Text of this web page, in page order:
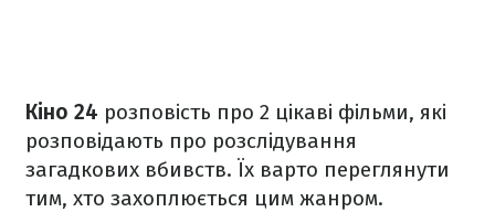
Кіно 24 розповість про 2 цікаві фільми, які
розповідають про розслідування
загадкових вбивств. Їх варто переглянути
тим, хто захоплюється цим жанром.